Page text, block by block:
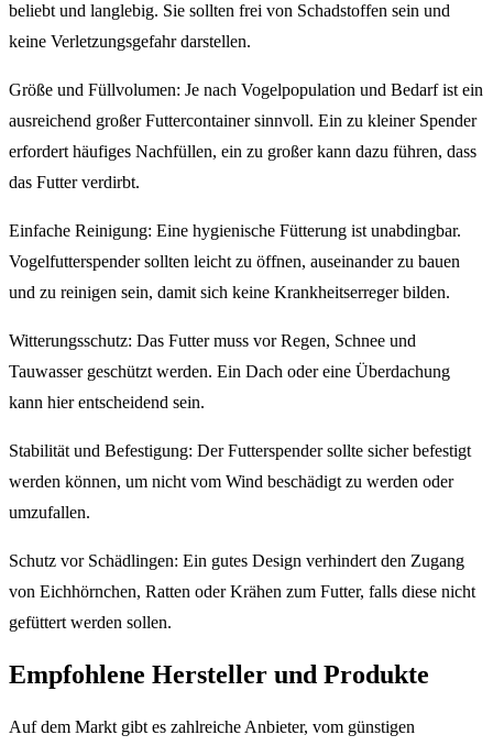
beliebt und langlebig. Sie sollten frei von Schadstoffen sein und
keine Verletzungsgefahr darstellen.
Größe und Füllvolumen: Je nach Vogelpopulation und Bedarf ist ein
ausreichend großer Futtercontainer sinnvoll. Ein zu kleiner Spender
erfordert häufiges Nachfüllen, ein zu großer kann dazu führen, dass
das Futter verdirbt.
Einfache Reinigung: Eine hygienische Fütterung ist unabdingbar.
Vogelfutterspender sollten leicht zu öffnen, auseinander zu bauen
und zu reinigen sein, damit sich keine Krankheitserreger bilden.
Witterungsschutz: Das Futter muss vor Regen, Schnee und
Tauwasser geschützt werden. Ein Dach oder eine Überdachung
kann hier entscheidend sein.
Stabilität und Befestigung: Der Futterspender sollte sicher befestigt
werden können, um nicht vom Wind beschädigt zu werden oder
umzufallen.
Schutz vor Schädlingen: Ein gutes Design verhindert den Zugang
von Eichhörnchen, Ratten oder Krähen zum Futter, falls diese nicht
gefüttert werden sollen.
Empfohlene Hersteller und Produkte
Auf dem Markt gibt es zahlreiche Anbieter, vom günstigen